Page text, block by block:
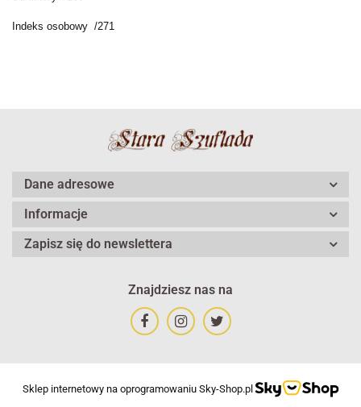
Indeks osobowy /271
Dane adresowe
Informacje
Zapisz się do newslettera
Znajdziesz nas na
Sklep internetowy na oprogramowaniu Sky-Shop.pl